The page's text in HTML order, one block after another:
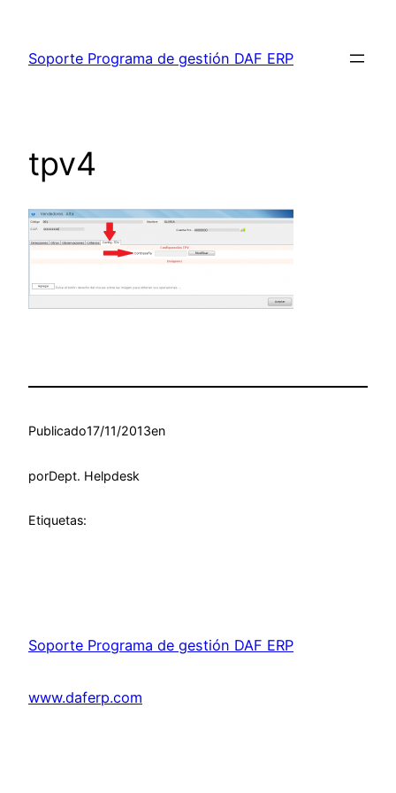
contenido
Soporte Programa de gestión DAF ERP
tpv4
Publicado17/11/2013en
porDept. Helpdesk
Etiquetas:
Soporte Programa de gestión DAF ERP
www.daferp.com